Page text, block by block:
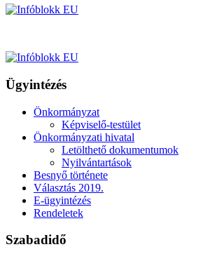
Ügyintézés
Önkormányzat
Képviselő-testület
Önkormányzati hivatal
Letölthető dokumentumok
Nyilvántartások
Besnyő története
Választás 2019.
E-ügyintézés
Rendeletek
Szabadidő